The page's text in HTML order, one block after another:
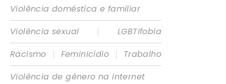
Violência doméstica e familiar
Violência sexual
|
LGBTIfobia
Racismo
| Feminicídio |
Trabalho
Violência de gênero na internet